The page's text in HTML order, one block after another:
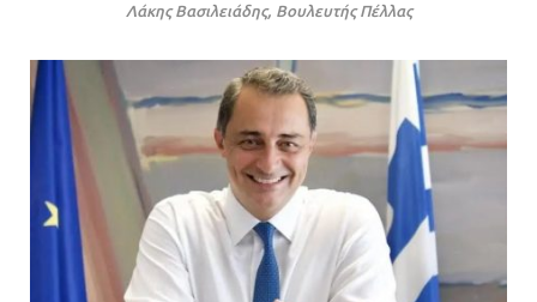
Λάκης Βασιλειάδης, Βουλευτής Πέλλας